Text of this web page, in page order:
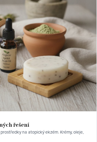
řešení
na atopický ekzém. Krémy, oleje,